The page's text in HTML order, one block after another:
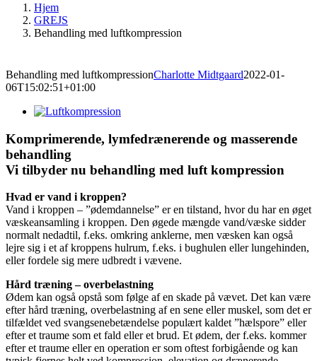
Hjem
GREJS
Behandling med luftkompression
Behandling med luftkompressionCharlotte Midtgaard2022-01-
06T15:02:51+01:00
Komprimerende, lymfedrænerende og masserende
behandling
Vi tilbyder nu behandling med luft kompression
Hvad er vand i kroppen?
Vand i kroppen – ”ødemdannelse” er en tilstand, hvor du har en øget
væskeansamling i kroppen. Den øgede mængde vand/væske sidder
normalt nedadtil, f.eks. omkring anklerne, men væsken kan også
lejre sig i et af kroppens hulrum, f.eks. i bughulen eller lungehinden,
eller fordele sig mere udbredt i vævene.
Hård træning – overbelastning
Ødem kan også opstå som følge af en skade på vævet. Det kan være
efter hård træning, overbelastning af en sene eller muskel, som det er
tilfældet ved svangsenebetændelse populært kaldet ”hælspore” eller
efter et traume som et fald eller et brud. Et ødem, der f.eks. kommer
efter et traume eller en operation er som oftest forbigående og kan